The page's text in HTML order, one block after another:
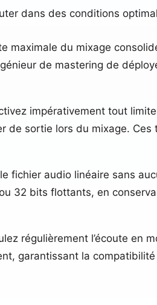
dans des conditions
maximale du mixage
de mastering de
impérativement tout
de sortie lors du mixage.
fichier audio linéaire sans
32 bits flottants, en
régulièrement l’écoute en
garantissant la